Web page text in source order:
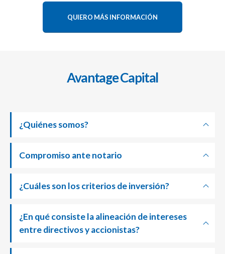
QUIERO MÁS INFORMACIÓN
Avantage Capital
¿Quiénes somos?
Compromiso ante notario
¿Cuáles son los criterios de inversión?
¿En qué consiste la alineación de intereses
entre directivos y accionistas?